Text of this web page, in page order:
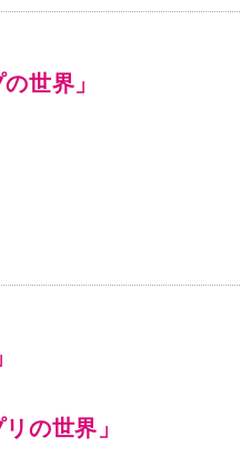
世界」
の世界」